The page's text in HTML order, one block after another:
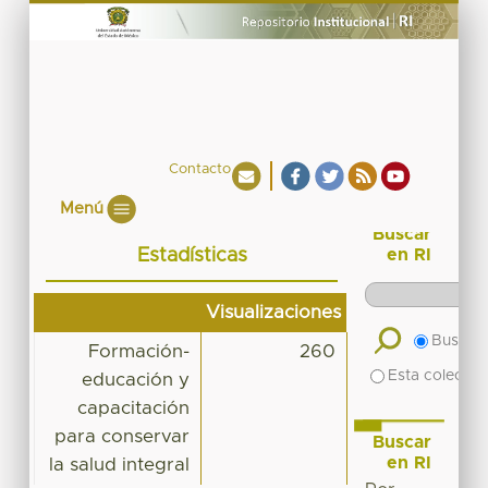
Contacto
Menú
Estadísticas
Visualizaciones
Formación-
educación y
capacitación
para conservar
la salud integral
260
Buscar
en RI
Buscar
Esta
Buscar
en RI